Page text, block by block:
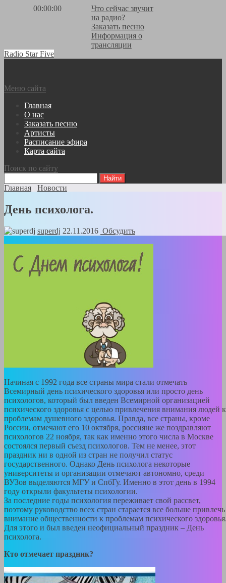
00:00:00
Что сейчас звучит
на радио?
Заказать песню
Информация о
трансляции
Radio Star Five
Меню сайта
Главная
О нас
Заказать песню
Артисты
Расписание эфира
Карта сайта
Поиск по сайту
Главная Новости
День психолога.
superdj 22.11.2016 Обсудить
Начиная с 1992 года все страны мира стали отмечать
Всемирный день психического здоровья или просто день
психологов, который был введен Всемирной организацией
психического здоровья с целью привлечения внимания людей к
проблемам душевного здоровья. Правда, все страны, кроме
России, отмечают его 10 октября, россияне же поздравляют
психологов 22 ноября, так как именно этого числа в Москве
состоялся первый съезд психологов. Тем не менее, этот
праздник ни в одной из стран не получил статус
государственного. Однако День психолога некоторые
университеты и организации отмечают автономно, среди
ВУЗов выделяются МГУ и СпбГу. Именно в этот день в 1994
году открыли факультеты психологии.
За последние годы психология переживает свой рассвет,
поэтому руководство всех стран старается все больше привлечь
внимание общественности к проблемам психического
Для этого и был введен неофициальный праздник – День
психолога.
Кто отмечает праздник?